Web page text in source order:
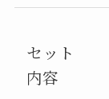
セット
内容